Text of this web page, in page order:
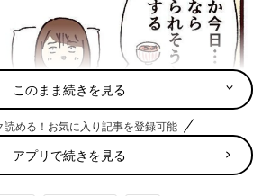
このまま続きを見る
読める！お気に入り記事を登録可能
アプリで続きを見る